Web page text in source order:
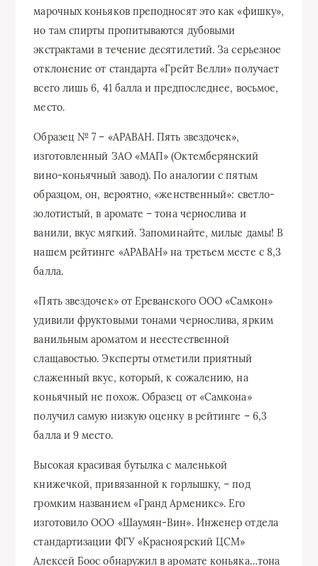
марочных коньяков преподносят это как «фишку»,
но там спирты пропитываются дубовыми
экстрактами в течение десятилетий. За серьезное
отклонение от стандарта «Грейт Велли» получает
всего лишь 6, 41 балла и предпоследнее, восьмое,
место.
Образец № 7 – «АРАВАН. Пять звездочек»,
изготовленный ЗАО «МАП» (Октемберянский
вино-коньячный завод). По аналогии с пятым
образцом, он, вероятно, «женственный»: светло-
золотистый, в аромате – тона чернослива и
ванили, вкус мягкий. Запоминайте, милые дамы! В
нашем рейтинге «АРАВАН» на третьем месте с 8,3
балла.
«Пять звездочек» от Ереванского ООО «Самкон»
удивили фруктовыми тонами чернослива, ярким
ванильным ароматом и неестественной
слащавостью. Эксперты отметили приятный
слаженный вкус, который, к сожалению, на
коньячный не похож. Образец от «Самкона»
получил самую низкую оценку в рейтинге – 6,3
балла и 9 место.
Высокая красивая бутылка с маленькой
книжечкой, привязанной к горлышку, – под
громким названием «Гранд Арменикс». Его
изготовило ООО «Шаумян-Вин». Инженер отдела
стандартизации ФГУ «Красноярский ЦСМ»
Алексей Боос обнаружил в аромате коньяка…тона